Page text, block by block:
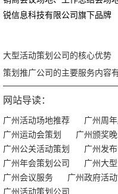
锐信息科技有限公司旗下品牌
大型活动策划公司的核心优势
策划推广公司的主要服务内容
网站导读：
广州活动场地推荐 广州周
广州运动会策划
广州颁奖
广州公关活动策划
广州发
广州年会策划公司
广州大
广州会议服务
广州政府活
广州活动策划公司